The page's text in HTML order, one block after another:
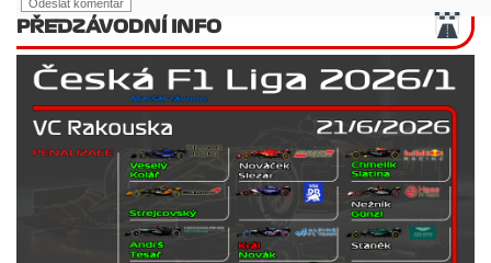
PŘEDZÁVODNÍ INFO